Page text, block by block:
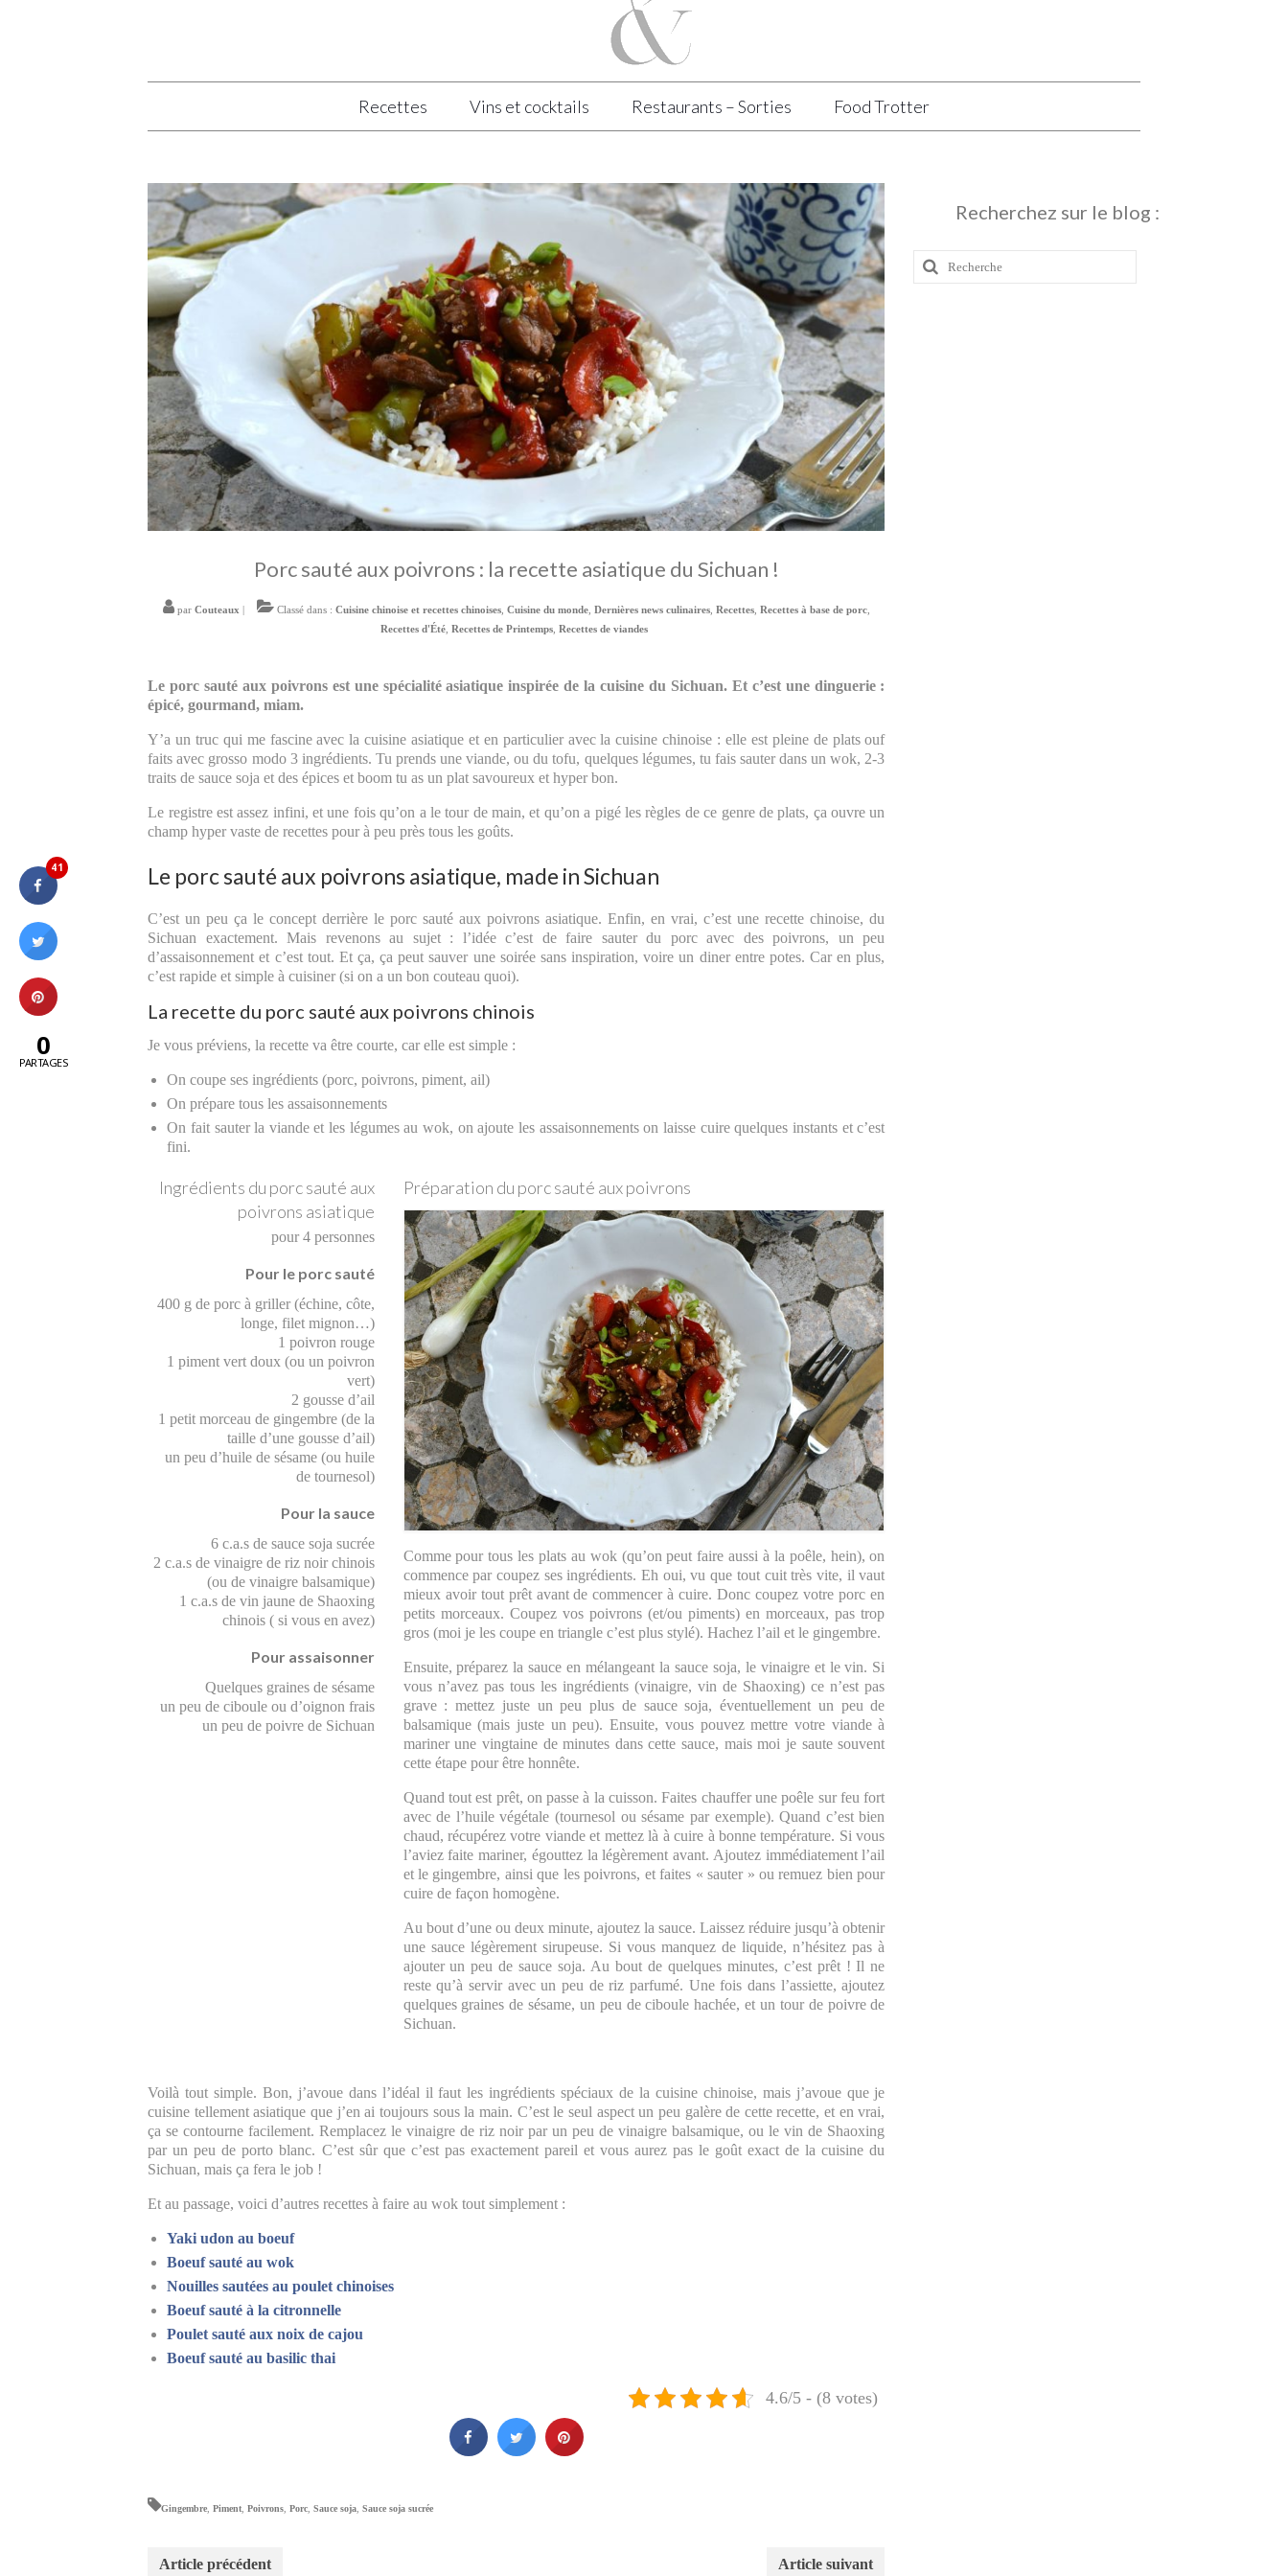
Recettes Vins et cocktails Restaurants – Sorties Food Trotter
Porc sauté aux poivrons : la recette asiatique du Sichuan !
par Couteaux | Classé dans : Cuisine chinoise et recettes chinoises, Cuisine du monde, Dernières news culinaires, Recettes, Recettes à base de porc,
Recettes d'Été, Recettes de Printemps, Recettes de viandes
Le porc sauté aux poivrons est une spécialité asiatique inspirée de la cuisine du Sichuan. Et c’est une dinguerie :
épicé, gourmand, miam.
Y’a un truc qui me fascine avec la cuisine asiatique et en particulier avec la cuisine chinoise : elle est pleine de plats ouf
faits avec grosso modo 3 ingrédients. Tu prends une viande, ou du tofu, quelques légumes, tu fais sauter dans un wok, 2-3
traits de sauce soja et des épices et boom tu as un plat savoureux et hyper bon.
Le registre est assez infini, et une fois qu’on a le tour de main, et qu’on a pigé les règles de ce genre de plats, ça ouvre un
champ hyper vaste de recettes pour à peu près tous les goûts.
Le porc sauté aux poivrons asiatique, made in Sichuan
C’est un peu ça le concept derrière le porc sauté aux poivrons asiatique. Enfin, en vrai, c’est une recette chinoise, du
Sichuan exactement. Mais revenons au sujet : l’idée c’est de faire sauter du porc avec des poivrons, un peu
d’assaisonnement et c’est tout. Et ça, ça peut sauver une soirée sans inspiration, voire un diner entre potes. Car en plus,
c’est rapide et simple à cuisiner (si on a un bon couteau quoi).
La recette du porc sauté aux poivrons chinois
Je vous préviens, la recette va être courte, car elle est simple :
On coupe ses ingrédients (porc, poivrons, piment, ail)
On prépare tous les assaisonnements
On fait sauter la viande et les légumes au wok, on ajoute les assaisonnements on laisse cuire quelques instants et c’est
fini.
Ingrédients du porc sauté aux
poivrons asiatique
pour 4 personnes
Pour le porc sauté
400 g de porc à griller (échine, côte,
longe, filet mignon…)
1 poivron rouge
1 piment vert doux (ou un poivron
vert)
2 gousse d’ail
1 petit morceau de gingembre (de la
taille d’une gousse d’ail)
un peu d’huile de sésame (ou huile
de tournesol)
Pour la sauce
6 c.a.s de sauce soja sucrée
2 c.a.s de vinaigre de riz noir chinois
(ou de vinaigre balsamique)
1 c.a.s de vin jaune de Shaoxing
chinois ( si vous en avez)
Pour assaisonner
Quelques graines de sésame
un peu de ciboule ou d’oignon frais
un peu de poivre de Sichuan
Préparation du porc sauté aux poivrons
Comme pour tous les plats au wok (qu’on peut faire aussi à la poêle, hein), on
commence par coupez ses ingrédients. Eh oui, vu que tout cuit très vite, il vaut
mieux avoir tout prêt avant de commencer à cuire. Donc coupez votre porc en
petits morceaux. Coupez vos poivrons (et/ou piments) en morceaux, pas trop
gros (moi je les coupe en triangle c’est plus stylé). Hachez l’ail et le gingembre.
Ensuite, préparez la sauce en mélangeant la sauce soja, le vinaigre et le vin. Si
vous n’avez pas tous les ingrédients (vinaigre, vin de Shaoxing) ce n’est pas
grave : mettez juste un peu plus de sauce soja, éventuellement un peu de
balsamique (mais juste un peu). Ensuite, vous pouvez mettre votre viande à
mariner une vingtaine de minutes dans cette sauce, mais moi je saute souvent
cette étape pour être honnête.
Quand tout est prêt, on passe à la cuisson. Faites chauffer une poêle sur feu fort
avec de l’huile végétale (tournesol ou sésame par exemple). Quand c’est bien
chaud, récupérez votre viande et mettez là à cuire à bonne température. Si vous
l’aviez faite mariner, égouttez la légèrement avant. Ajoutez immédiatement l’ail
et le gingembre, ainsi que les poivrons, et faites « sauter » ou remuez bien pour
cuire de façon homogène.
Au bout d’une ou deux minute, ajoutez la sauce. Laissez réduire jusqu’à obtenir
une sauce légèrement sirupeuse. Si vous manquez de liquide, n’hésitez pas à
ajouter un peu de sauce soja. Au bout de quelques minutes, c’est prêt ! Il ne
reste qu’à servir avec un peu de riz parfumé. Une fois dans l’assiette, ajoutez
quelques graines de sésame, un peu de ciboule hachée, et un tour de poivre de
Sichuan.
Voilà tout simple. Bon, j’avoue dans l’idéal il faut les ingrédients spéciaux de la cuisine chinoise, mais j’avoue que je
cuisine tellement asiatique que j’en ai toujours sous la main. C’est le seul aspect un peu galère de cette recette, et en vrai,
ça se contourne facilement. Remplacez le vinaigre de riz noir par un peu de vinaigre balsamique, ou le vin de Shaoxing
par un peu de porto blanc. C’est sûr que c’est pas exactement pareil et vous aurez pas le goût exact de la cuisine du
Sichuan, mais ça fera le job !
Et au passage, voici d’autres recettes à faire au wok tout simplement :
Yaki udon au boeuf
Boeuf sauté au wok
Nouilles sautées au poulet chinoises
Boeuf sauté à la citronnelle
Poulet sauté aux noix de cajou
Boeuf sauté au basilic thai
4.6/5 - (8 votes)
Gingembre ,Piment ,Poivrons ,Porc ,Sauce soja ,Sauce soja sucrée
Article précédent Article suivant
Recherchez sur le blog :
41
0
PARTAGES